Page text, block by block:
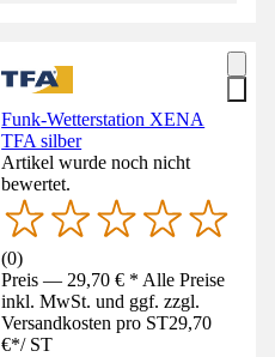
Funk-Wetterstation XENA
TFA silber
Artikel wurde noch nicht
bewertet.
(0)
Preis — 29,70 € * Alle Preise
inkl. MwSt. und ggf. zzgl.
Versandkosten pro ST29,70
€*/ ST